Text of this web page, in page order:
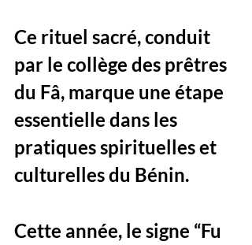
Ce rituel sacré, conduit
par le collège des prêtres
du Fâ, marque une étape
essentielle dans les
pratiques spirituelles et
culturelles du Bénin.
Cette année, le signe “Fu